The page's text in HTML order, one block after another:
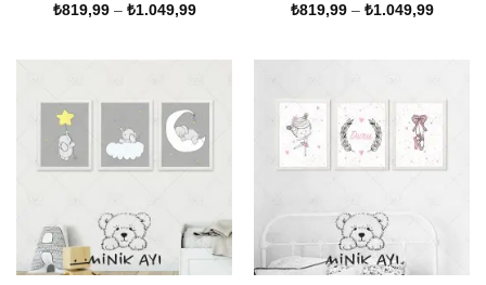
₺819,99 – ₺1.049,99Fiyat
₺819,99 – ₺1.049,99Fiyat